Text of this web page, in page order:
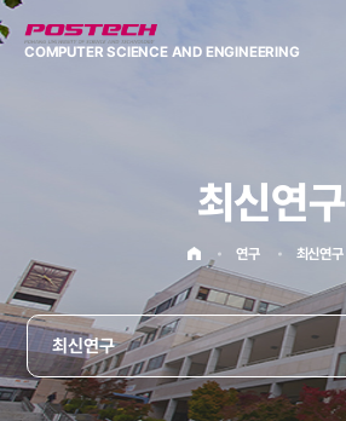
COMPUTER SCIENCE AND ENGINEERING
최신연구
연구 최신연구
최신연구